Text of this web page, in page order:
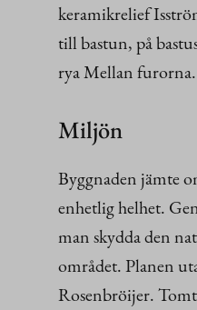
keramikrelief
till bastun, på
rya Mellan furorna.
Miljön
Byggnaden jämte
enhetlig helhet.
man skydda den
området. Planen
Rosenbröijer.